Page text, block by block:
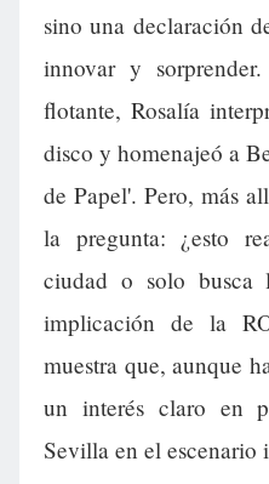
sino una declaración
innovar y
flotante, Rosalía
disco y homenajeó a
de Papel'. Pero, más
la pregunta: ¿esto
ciudad o solo busca
implicación de la
muestra que, aunque
un interés claro en
Sevilla en el escenario